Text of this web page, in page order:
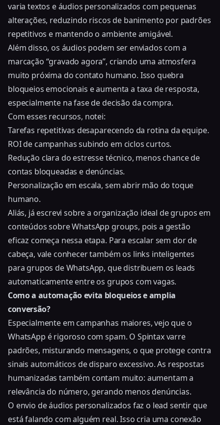
varia textos e áudios personalizados com pequenas
alterações, reduzindo riscos de banimento por padrões
repetitivos e mantendo o ambiente amigável.
Além disso, os áudios podem ser enviados com a
marcação “gravado agora”, criando uma atmosfera
muito próxima do contato humano. Isso quebra
bloqueios emocionais e aumenta a taxa de resposta,
especialmente na fase de decisão da compra.
Com esses recursos, notei:
Tarefas repetitivas desaparecendo da rotina da equipe.
ROI de campanhas subindo em ciclos curtos.
Redução clara do estresse técnico, menos chance de
contas bloqueadas e denúncias.
Personalização em escala, sem abrir mão do toque
humano.
Aliás, já escrevi sobre a organização ideal de grupos em
conteúdos sobre WhatsApp groups, pois a gestão
eficaz começa nessa etapa. Para escalar sem dor de
cabeça, vale conhecer também os links inteligentes
para grupos de WhatsApp, que distribuem os leads
automaticamente entre os grupos com vagas.
Como a automação evita bloqueios e amplia
conversão?
Especialmente em campanhas maiores, vejo que o
WhatsApp é rigoroso com spam. O Spintax varre
padrões, misturando mensagens, o que protege contra
sinais automáticos de disparo excessivo. As respostas
humanizadas também contam muito: aumentam a
relevância do número, gerando menos denúncias.
O envio de áudios personalizados faz o lead sentir que
está falando com alguém real. Isso cria uma conexão